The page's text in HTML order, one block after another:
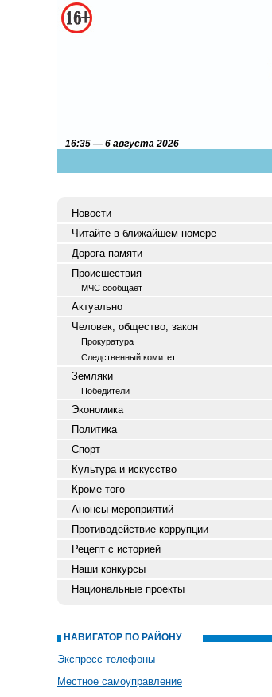
16:35 — 6 августа 2026
Новости
Читайте в ближайшем номере
Дорога памяти
Происшествия
МЧС сообщает
Актуально
Человек, общество, закон
Прокуратура
Следственный комитет
Земляки
Победители
Экономика
Политика
Спорт
Культура и искусство
Кроме того
Анонсы мероприятий
Противодействие коррупции
Рецепт с историей
Наши конкурсы
Национальные проекты
НАВИГАТОР ПО РАЙОНУ
Экспресс-телефоны
Местное самоуправление